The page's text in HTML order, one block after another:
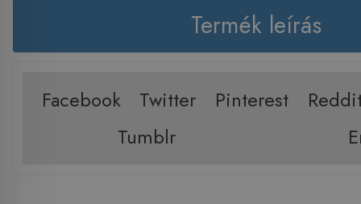
Termék leírás
Facebook Twitter Pinterest
Tumblr